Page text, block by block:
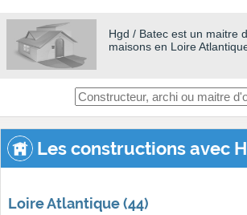
Hgd / Batec est un maitre
maisons en Loire
Les constructions avec
Loire Atlantique (44)